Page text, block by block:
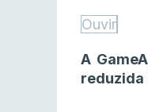
Ouvir
A
reduzida